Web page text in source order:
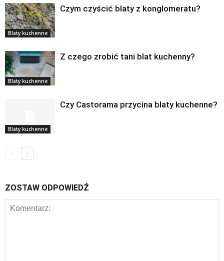
Blaty kuchenne
Czym czyścić blaty z konglomeratu?
Blaty kuchenne
Z czego zrobić tani blat kuchenny?
Blaty kuchenne
Czy Castorama przycina blaty kuchenne?
ZOSTAW ODPOWIEDŹ